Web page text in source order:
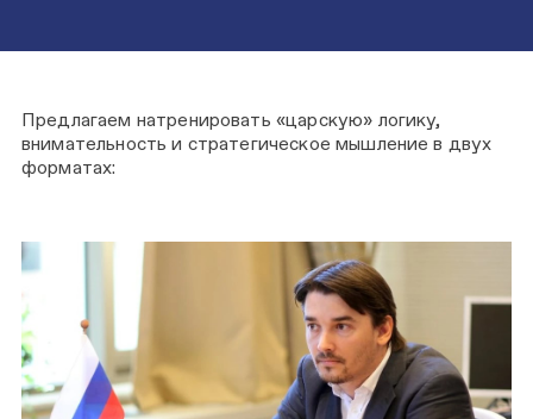
Предлагаем натренировать «царскую» логику,
внимательность и стратегическое мышление в двух
форматах: